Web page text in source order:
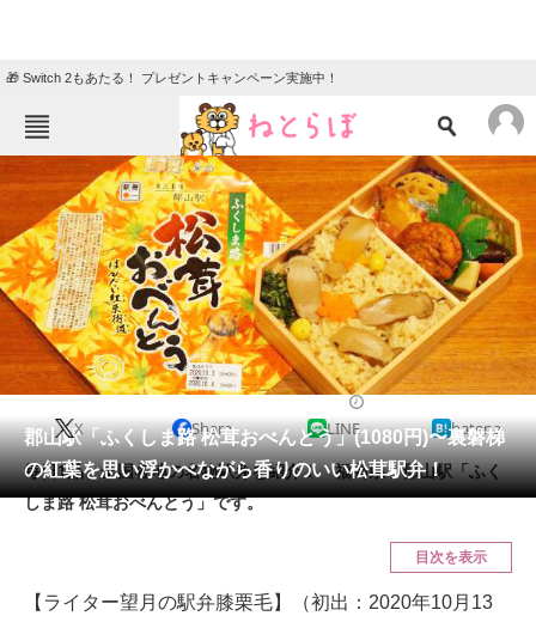
🎁 Switch 2もあたる！ プレゼントキャンペーン実施中！
ねとらぼメニュー
TOP ニュース
エンタメ クイズ
グルメ 地域
住まい 教育・育児
動物 リサーチ
会員記事
メディア
郡山駅「ふくしま路 松茸おべんとう」(1080円)〜裏磐梯
の紅葉を思い浮かべながら香りのいい松茸駅弁！
X Share LINE hatena
毎日1品、全国各地の名物駅弁を紹介！ 福島県・郡山駅「ふく
しま路 松茸おべんとう」です。
目次を表示
【ライター望月の駅弁膝栗毛】（初出：2020年10月13